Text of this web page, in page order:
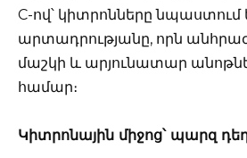
C-ով՝ կիտրոնները նպաստում
արտադրությանը, որն
մաշկի և արյունատար
համար։
Կիտրոնային միջոց՝ պարզ